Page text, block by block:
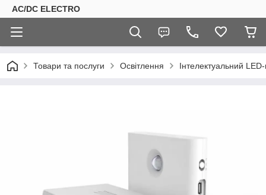
AC/DC ELECTRO
Товари та послуги Освітлення Інтелектуальний